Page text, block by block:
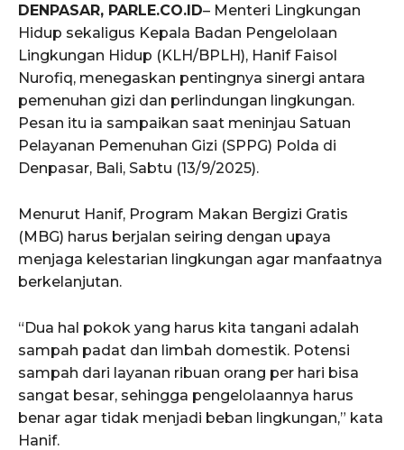
DENPASAR, PARLE.CO.ID– Menteri Lingkungan
Hidup sekaligus Kepala Badan Pengelolaan
Lingkungan Hidup (KLH/BPLH), Hanif Faisol
Nurofiq, menegaskan pentingnya sinergi antara
pemenuhan gizi dan perlindungan lingkungan.
Pesan itu ia sampaikan saat meninjau Satuan
Pelayanan Pemenuhan Gizi (SPPG) Polda di
Denpasar, Bali, Sabtu (13/9/2025).
Menurut Hanif, Program Makan Bergizi Gratis
(MBG) harus berjalan seiring dengan upaya
menjaga kelestarian lingkungan agar manfaatnya
berkelanjutan.
“Dua hal pokok yang harus kita tangani adalah
sampah padat dan limbah domestik. Potensi
sampah dari layanan ribuan orang per hari bisa
sangat besar, sehingga pengelolaannya harus
benar agar tidak menjadi beban lingkungan,” kata
Hanif.